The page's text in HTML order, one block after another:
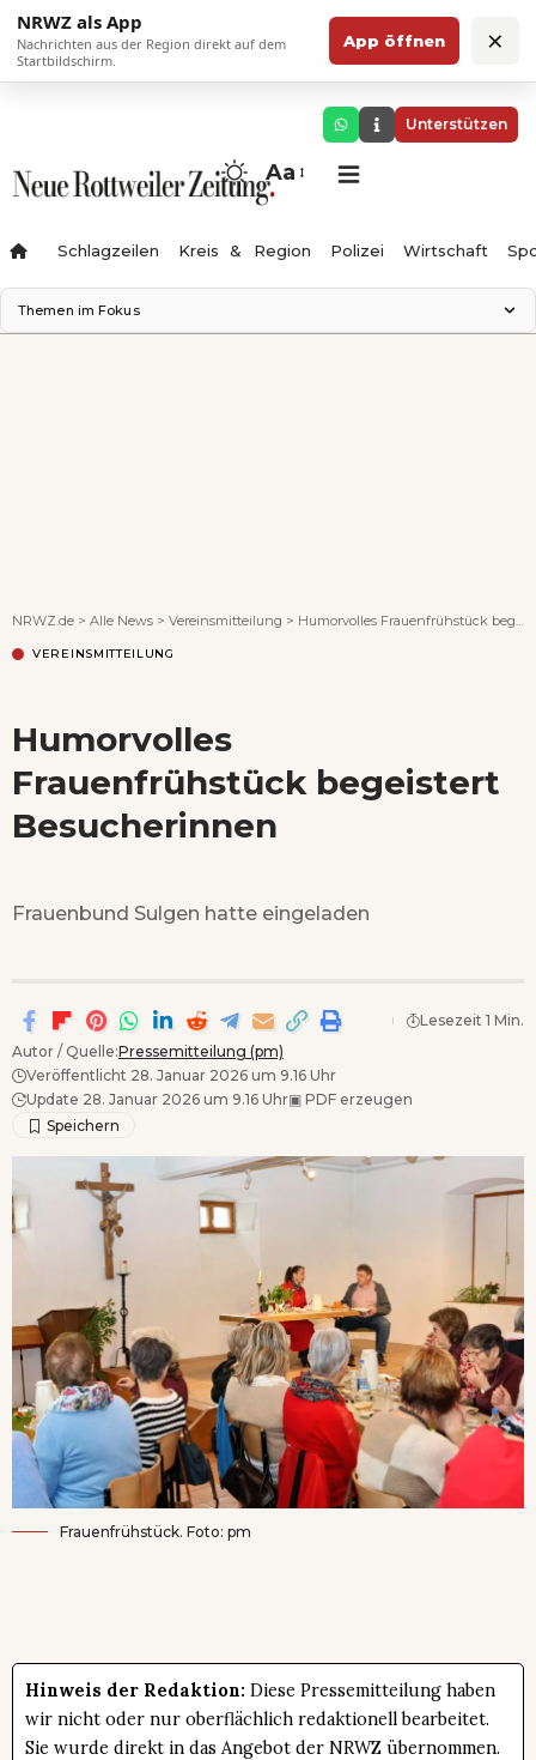
NRWZ als App
Nachrichten aus der Region direkt auf dem
Startbildschirm.
App öffnen ×
Unterstützen
Aa
Schlagzeilen Kreis & Region Polizei Wirtschaft
Themen im Fokus
NRWZ.de > Alle News > Vereinsmitteilung > Humorvolles Frauenfrühstück begeistert Besucherinnen
VEREINSMITTEILUNG
Humorvolles
Frauenfrühstück begeistert
Besucherinnen
Frauenbund Sulgen hatte eingeladen
Autor / Quelle:Pressemitteilung (pm)
Veröffentlicht 28. Januar 2026 um 9.16 Uhr
Update 28. Januar 2026 um 9.16 Uhr▣ PDF erzeugen
Lesezeit 1 Min.
Frauenfrühstück. Foto: pm
Hinweis der Redaktion: Diese Pressemitteilung haben
wir nicht oder nur oberflächlich redaktionell bearbeitet.
Sie wurde direkt in das Angebot der NRWZ übernommen.